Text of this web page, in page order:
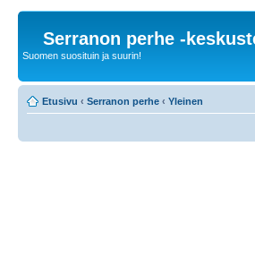
Serranon perhe -
Suomen suosituin ja suurin!
Etusivu ‹ Serranon perhe ‹ Yleinen